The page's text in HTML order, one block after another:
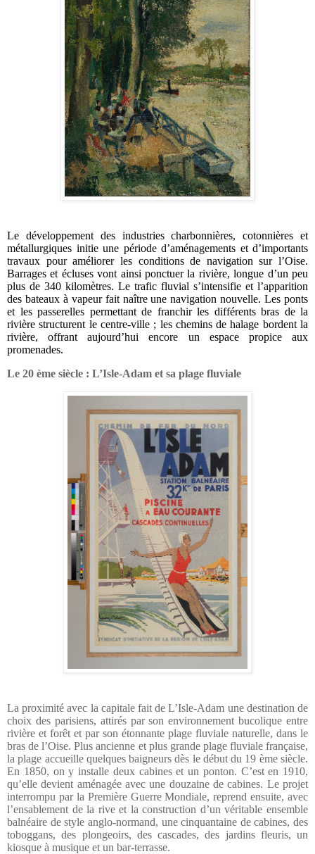
Le développement des industries charbonnières, cotonnières et
métallurgiques initie une période d’aménagements et d’importants
travaux pour améliorer les conditions de navigation sur l’Oise.
Barrages et écluses vont ainsi ponctuer la rivière, longue d’un peu
plus de 340 kilomètres. Le trafic fluvial s’intensifie et l’apparition
des bateaux à vapeur fait naître une navigation nouvelle. Les ponts
et les passerelles permettant de franchir les différents bras de la
rivière structurent le centre-ville ; les chemins de halage bordent la
rivière, offrant aujourd’hui encore un espace propice aux
promenades.
Le 20 ème siècle : L’Isle-Adam et sa plage fluviale
La proximité avec la capitale fait de L’Isle-Adam une destination de
choix des parisiens, attirés par son environnement bucolique entre
rivière et forêt et par son étonnante plage fluviale naturelle, dans le
bras de l’Oise. Plus ancienne et plus grande plage fluviale française,
la plage accueille quelques baigneurs dès le début du 19 ème siècle.
En 1850, on y installe deux cabines et un ponton. C’est en 1910,
qu’elle devient aménagée avec une douzaine de cabines. Le projet
interrompu par la Première Guerre Mondiale, reprend ensuite, avec
l’ensablement de la rive et la construction d’un véritable ensemble
balnéaire de style anglo-normand, une cinquantaine de cabines, des
toboggans, des plongeoirs, des cascades, des jardins fleuris, un
kiosque à musique et un bar-terrasse.